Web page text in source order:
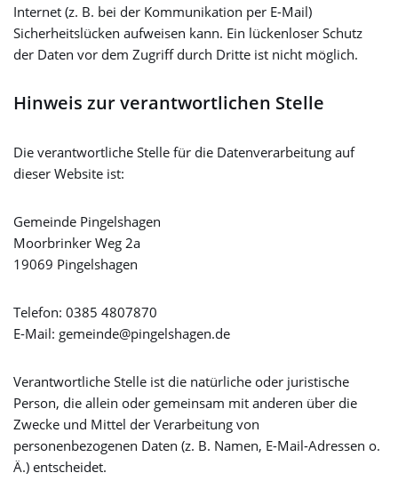
Internet (z. B. bei der Kommunikation per E-Mail)
Sicherheitslücken aufweisen kann. Ein lückenloser Schutz
der Daten vor dem Zugriff durch Dritte ist nicht möglich.
Hinweis zur verantwortlichen Stelle
Die verantwortliche Stelle für die Datenverarbeitung auf
dieser Website ist:
Gemeinde Pingelshagen
Moorbrinker Weg 2a
19069 Pingelshagen
Telefon: 0385 4807870
E-Mail: gemeinde@pingelshagen.de
Verantwortliche Stelle ist die natürliche oder juristische
Person, die allein oder gemeinsam mit anderen über die
Zwecke und Mittel der Verarbeitung von
personenbezogenen Daten (z. B. Namen, E-Mail-Adressen o.
Ä.) entscheidet.